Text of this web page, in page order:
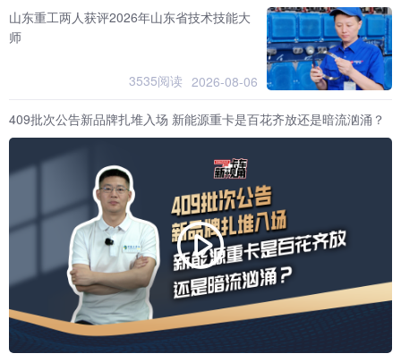
山东重工两人获评2026年山东省技术技能大
师
3535阅读 2026-08-06
409批次公告新品牌扎堆入场 新能源重卡是百花齐放还是暗流汹涌？